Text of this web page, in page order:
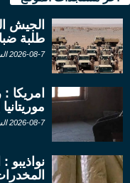
الجيش
طلبة
2026-08-7 الساعة 13:50
2026-08-7 الساعة 10:51
المخدرات